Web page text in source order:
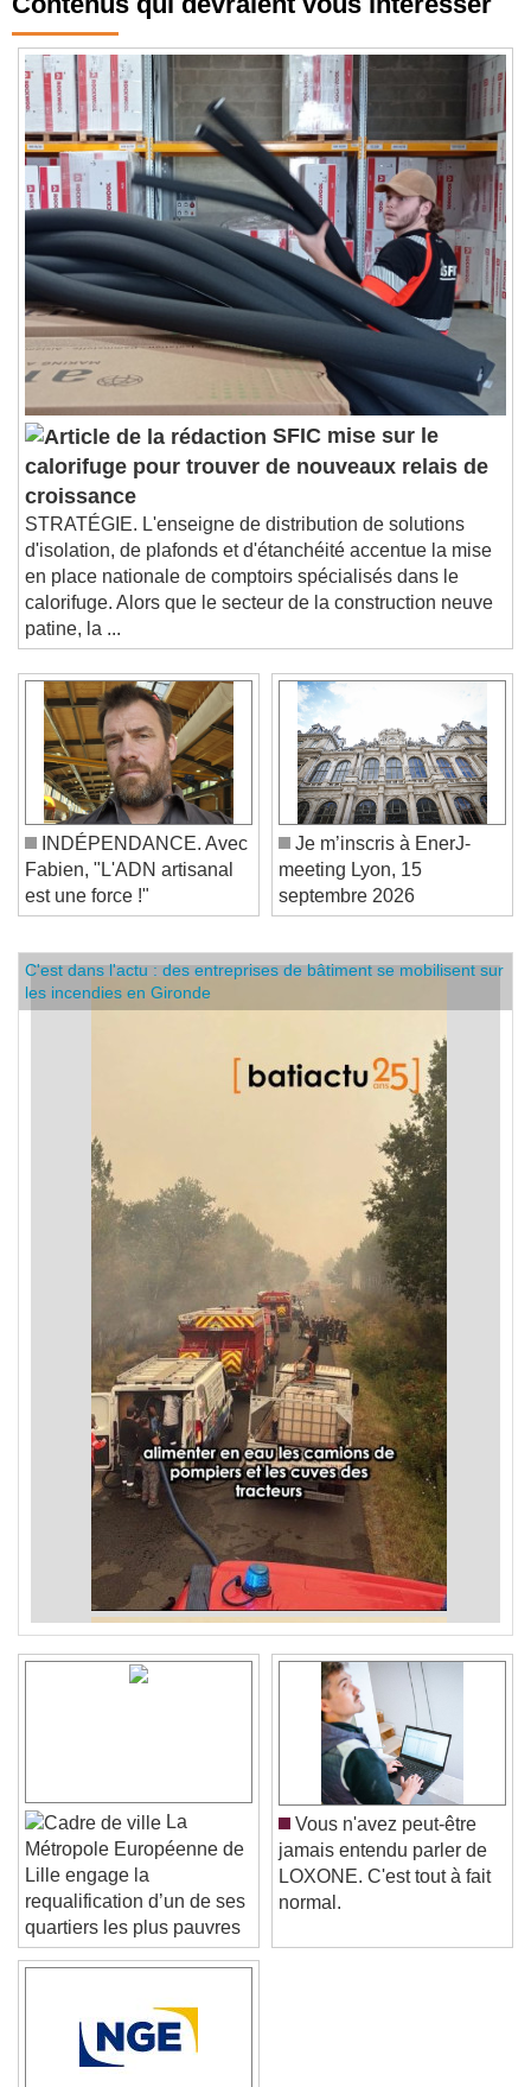
Contenus qui devraient vous intéresser
SFIC mise sur le
calorifuge pour trouver de nouveaux relais de
croissance
STRATÉGIE. L'enseigne de distribution de solutions
d'isolation, de plafonds et d'étanchéité accentue la mise
en place nationale de comptoirs spécialisés dans le
calorifuge. Alors que le secteur de la construction neuve
patine, la ...
INDÉPENDANCE. Avec
Fabien, "L'ADN artisanal
est une force !"
Je m’inscris à EnerJ-
meeting Lyon, 15
septembre 2026
C'est dans l'actu : des entreprises de bâtiment se mobilisent sur
les incendies en Gironde
La
Métropole Européenne de
Lille engage la
requalification d’un de ses
quartiers les plus pauvres
Vous n'avez peut-être
jamais entendu parler de
LOXONE. C'est tout à fait